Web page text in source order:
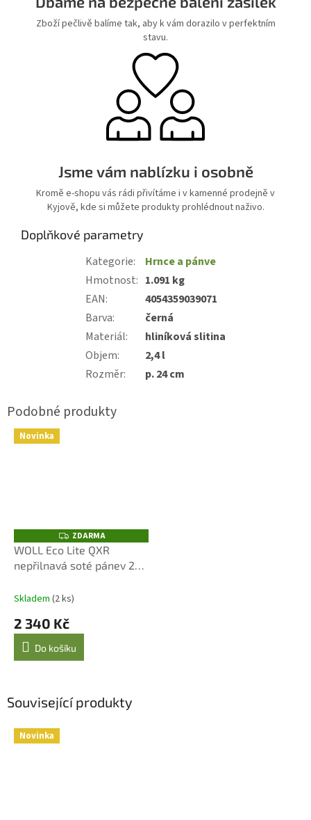
Zboží pečlivě balíme tak, aby k vám dorazilo v perfektním
stavu.
Jsme vám nablízku i osobně
Kromě e-shopu vás rádi přivítáme i v kamenné prodejně v
Kyjově, kde si můžete produkty prohlédnout naživo.
Doplňkové parametry
Kategorie:
Hrnce a pánve
Hmotnost: 1.091 kg
EAN:
4054359039071
Barva:
černá
Materiál:
hliníková slitina
Objem:
2,4 l
Rozměr: p. 24 cm
Novinka
Z
D
A
R
ZDARMA
WOLL Eco Lite QXR
nepřilnavá soté pánev 28
rukojetí
Skladem (2 ks)
2 340 Kč
Do košíku
Související produkty
Novinka